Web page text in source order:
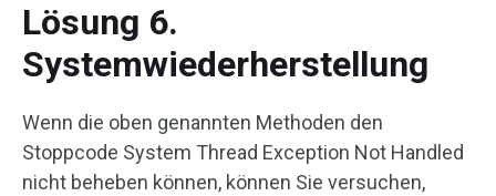
Lösung 6.
Systemwiederherstellung
Wenn die oben genannten Methoden den
Stoppcode System Thread Exception Not Handled
nicht beheben können, können Sie versuchen,